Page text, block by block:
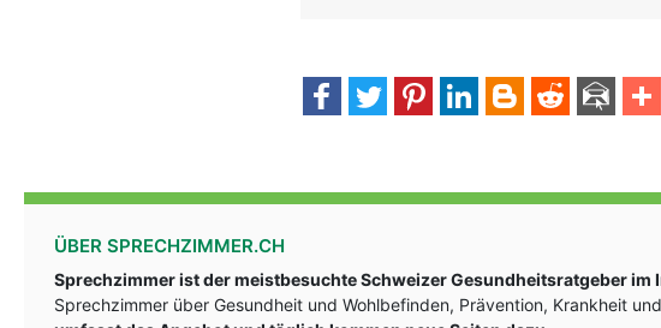
ÜBER SPRECHZIMMER.CH
Sprechzimmer ist der meistbesuchte Schweizer Gesundheitsratgeber im
Sprechzimmer über Gesundheit und Wohlbefinden, Prävention, Krankheit